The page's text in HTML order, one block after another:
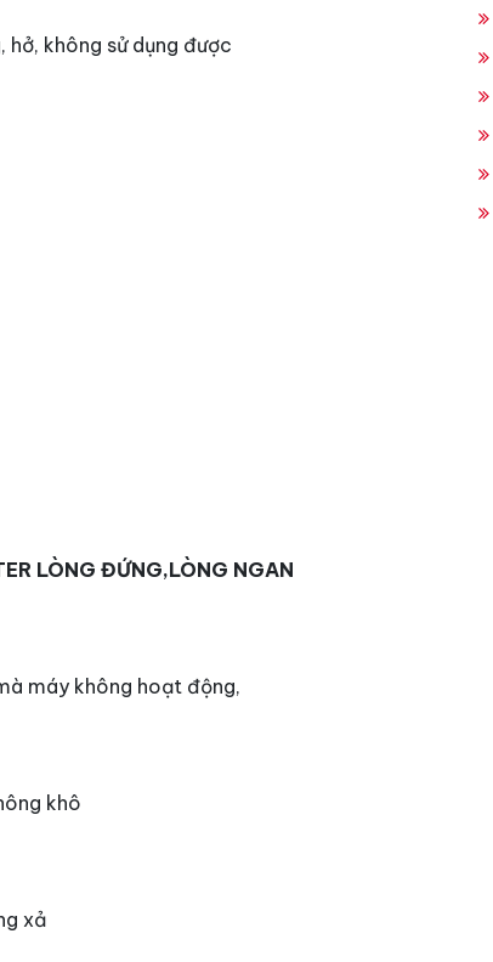
hở, không sử dụng được
LÒNG ĐỨNG,LÒNG NGAN
máy không hoạt động,
khô
xả